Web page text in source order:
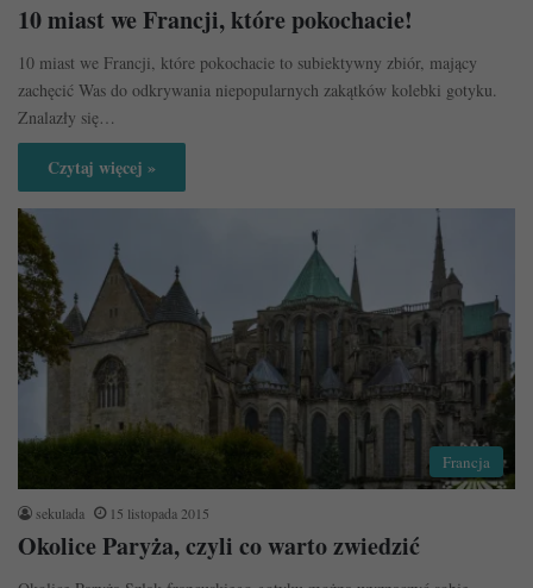
10 miast we Francji, które pokochacie!
10 miast we Francji, które pokochacie to subiektywny zbiór, mający
zachęcić Was do odkrywania niepopularnych zakątków kolebki gotyku.
Znalazły się…
Czytaj więcej »
Francja
sekulada 15 listopada 2015
Okolice Paryża, czyli co warto zwiedzić